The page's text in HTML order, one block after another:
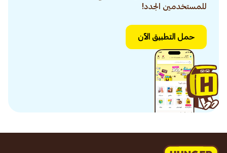
للمستخدمين الجدد!
حمل التطبيق الآن